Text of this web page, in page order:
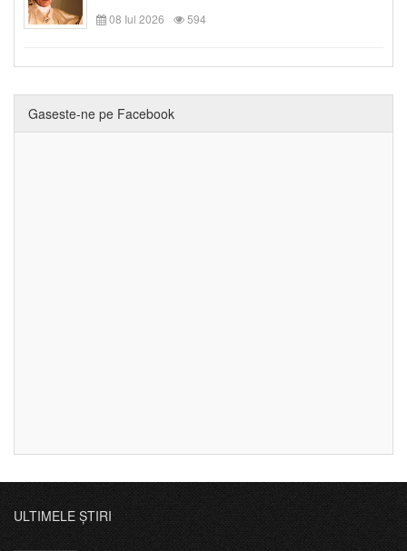
08 Iul 2026
594
Gaseste-ne pe Facebook
ULTIMELE ȘTIRI